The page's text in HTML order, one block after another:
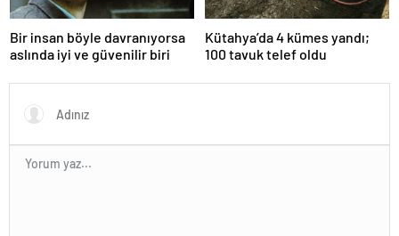
Bir insan böyle davranıyorsa
aslında iyi ve güvenilir biri
Kütahya’da 4 kümes yandı;
100 tavuk telef oldu